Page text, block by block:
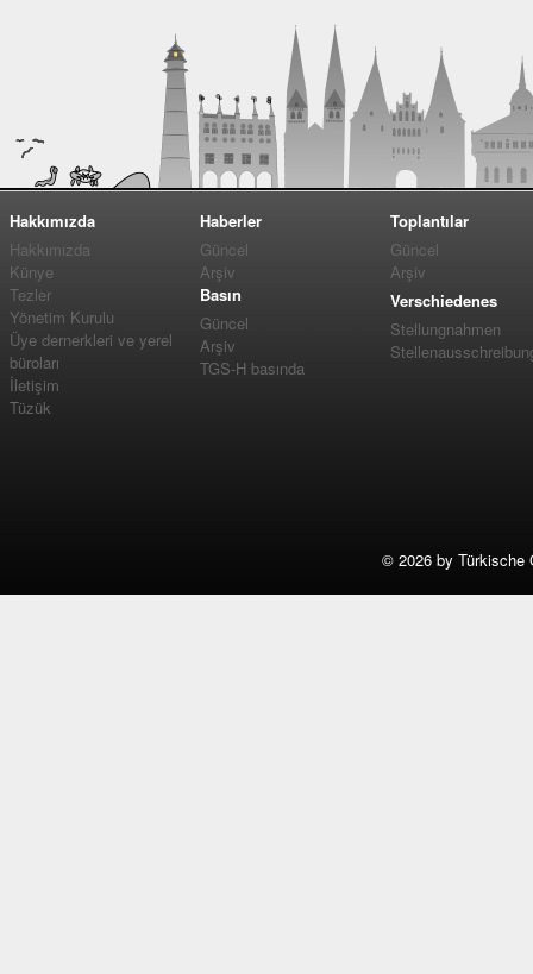
Hakkımızda
Hakkımızda
Künye
Tezler
Yönetim Kurulu
Üye dernerkleri ve yerel
büroları
İletişim
Tüzük
Haberler
Güncel
Arşiv
Basın
Güncel
Arşiv
TGS-H basında
Toplantılar
Güncel
Arşiv
Verschiedenes
Stellungnahmen
© 2026 by Türkische